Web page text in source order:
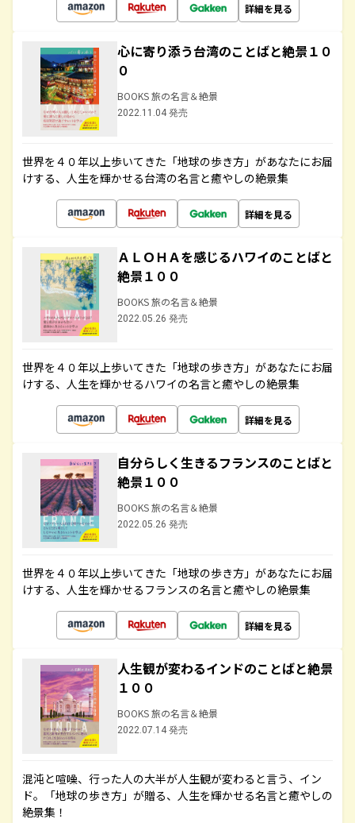
詳細を見る
心に寄り添う台湾のことばと絶景１０
０
BOOKS 旅の名言＆絶景
2022.11.04 発売
世界を４０年以上歩いてきた「地球の歩き方」があなたにお届
けする、人生を輝かせる台湾の名言と癒やしの絶景集
詳細を見る
ＡＬＯＨＡを感じるハワイのことばと
絶景１００
BOOKS 旅の名言＆絶景
2022.05.26 発売
世界を４０年以上歩いてきた「地球の歩き方」があなたにお届
けする、人生を輝かせるハワイの名言と癒やしの絶景集
詳細を見る
自分らしく生きるフランスのことばと
絶景１００
BOOKS 旅の名言＆絶景
2022.05.26 発売
世界を４０年以上歩いてきた「地球の歩き方」があなたにお届
けする、人生を輝かせるフランスの名言と癒やしの絶景集
詳細を見る
人生観が変わるインドのことばと絶景
１００
BOOKS 旅の名言＆絶景
2022.07.14 発売
混沌と喧噪、行った人の大半が人生観が変わると言う、イン
ド。「地球の歩き方」が贈る、人生を輝かせる名言と癒やしの
絶景集！